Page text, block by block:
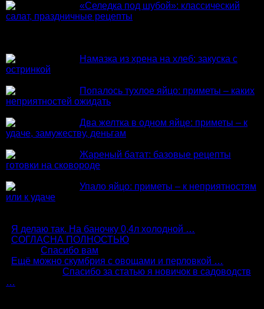
«Селедка под шубой»: классический
салат, праздничные рецепты
Намазка из хрена на хлеб: закуска с
остринкой
Попалось тухлое яйцо: приметы – каких
неприятностей ожидать
Два желтка в одном яйце: приметы – к
удаче, замужеству, деньгам
Жареный батат: базовые рецепты
готовки на сковороде
Упало яйцо: приметы – к неприятностям
или к удаче
Я делаю так. На баночку 0,4л холодной …
СОГЛАСНА ПОЛНОСТЬЮ
Спасибо вам
Ещё можно скумбрия с овощами и перловкой …
Спасибо за статью я новичок в садоводств
…